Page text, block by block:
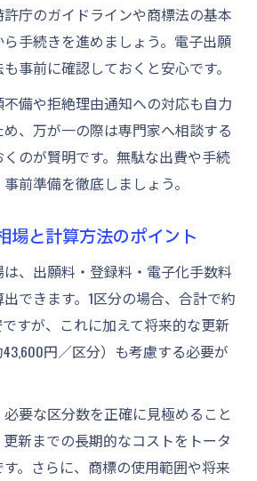
庁のガイドラインや商標法の基本
手続きを進めましょう。電子出願
事前に確認しておくと安心です。
備や拒絶理由通知への対応も自力
、万が一の際は専門家へ相談する
のが賢明です。無駄な出費や手続
前準備を徹底しましょう。
場と計算方法のポイント
、出願料・登録料・電子化手数料
できます。1区分の場合、合計で約
すが、これに加えて将来的な更新
円／区分）も考慮する必要が
要な区分数を正確に見極めること
新までの長期的なコストをトータ
。さらに、商標の使用範囲や将来